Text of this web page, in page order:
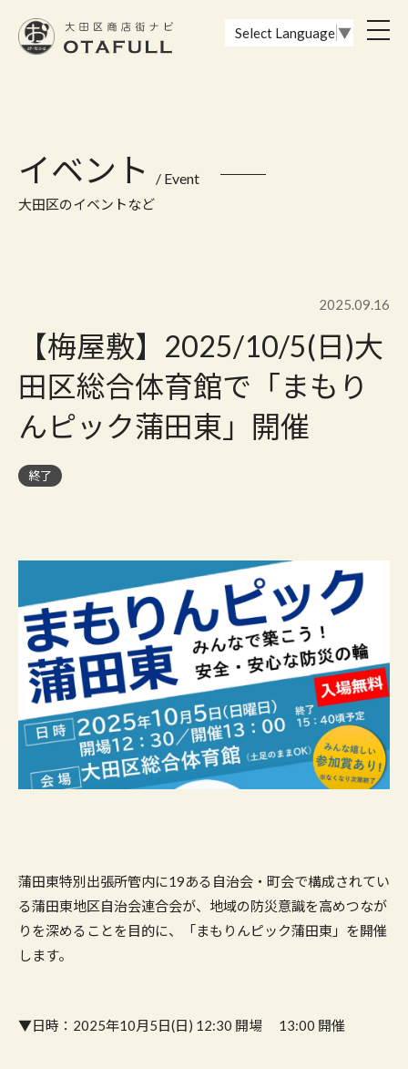
Select Language ▼
イベント / Event
大田区のイベントなど
2025.09.16
【梅屋敷】2025/10/5(日)大
田区総合体育館で「まもり
んピック蒲田東」開催
終了
蒲田東特別出張所管内に19ある自治会・町会で構成されてい
る蒲田東地区自治会連合会が、地域の防災意識を高めつなが
りを深めることを目的に、「まもりんピック蒲田東」を開催
します。
▼日時：2025年10月5日(日) 12:30 開場 13:00 開催